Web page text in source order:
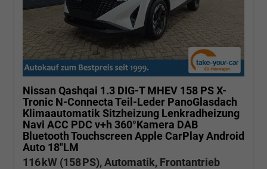
Nissan Qashqai 1.3 DIG-T MHEV 158 PS X-
Tronic N-Connecta Teil-Leder PanoGlasdach
Klimaautomatik Sitzheizung Lenkradheizung
Navi ACC PDC v+h 360°Kamera DAB
Bluetooth Touchscreen Apple CarPlay Android
Auto 18"LM
116 kW (158 PS), Automatik, Frontantrieb